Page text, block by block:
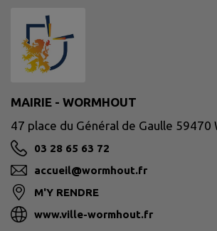
MAIRIE - WORMHOUT
47 place du Général de Gaulle
03 28 65 63 72
accueil@wormhout.fr
M'Y RENDRE
www.ville-wormhout.fr